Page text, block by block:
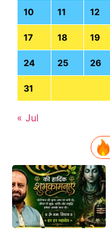
10 11 12
17 18 19
24 25 26
31
« Jul